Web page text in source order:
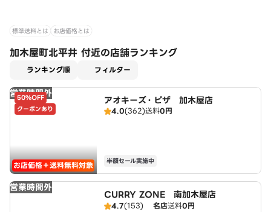
標準送料とは お店価格とは
加木屋町北平井 付近の店舗ランキング
ランキング順 フィルター
営業時間外
50%OFF
クーポンあり
お店価格＋送料無料対象
アオキーズ・ピザ 加木屋店
4.0(362)送料0円
半額セール実施中
営業時間外
CURRY ZONE 南加木屋店
4.7(153) 名店送料0円